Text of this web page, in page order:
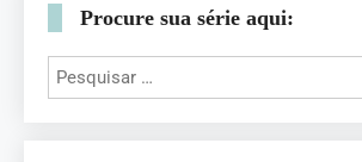
Procure sua série aqui: